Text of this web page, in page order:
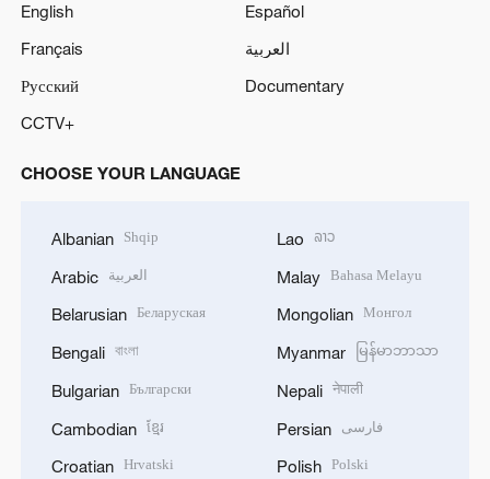
English
Español
Français
العربية
Русский
Documentary
CCTV+
CHOOSE YOUR LANGUAGE
Albanian Shqip
Arabic العربية
Belarusian Беларуская
Bengali বাংলা
Bulgarian Български
Cambodian ខ្មែរ
Croatian Hrvatski
Lao ລາວ
Malay Bahasa Melayu
Mongolian Монгол
Myanmar မြန်မာဘာသာ
Nepali नेपाली
Persian فارسی
Polish Polski